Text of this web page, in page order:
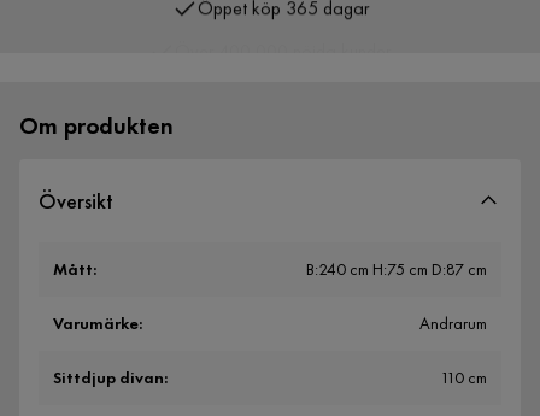
Över 400 000 nöjda kunder
Om produkten
Översikt
Mått: B:240 cm H:75 cm D:87 cm
Varumärke: Andrarum
Sittdjup divan: 110 cm